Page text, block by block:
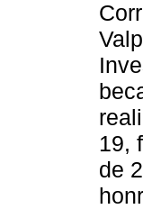
19,
de